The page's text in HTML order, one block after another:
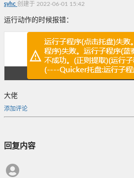
syhc 创建于 2022-06-01 15:42
运行动作的时候报错：
大佬
添加评论
回复内容